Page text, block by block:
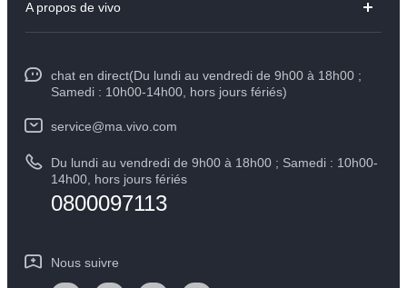
V60 Lite
Y04
Tous les modèles
Funtouch OS
Mise à jour du système
L'état d'avancement de la réparation
Instructions de garantie vivo
A propos de vivo
Presse
Mentions légales
À propos de vivo
chat en direct(Du lundi au vendredi de 9h00 à 18h00 ;
Samedi : 10h00-14h00, hors jours fériés)
service@ma.vivo.com
Du lundi au vendredi de 9h00 à 18h00 ; Samedi : 10h00-
14h00, hors jours fériés
0800097113
Nous suivre